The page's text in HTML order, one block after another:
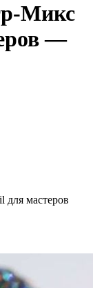
Микс
—
для мастеров